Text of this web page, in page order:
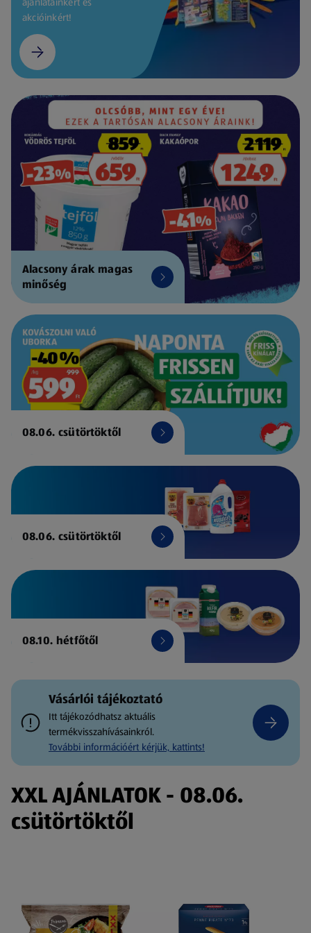
akcióinkért!
Alacsony árak magas
minőség
08.06. csütörtöktől
08.06. csütörtöktől
08.10. hétfőtől
Vásárlói tájékoztató
Itt tájékozódhatsz aktuális
termékvisszahívásainkról.
További információért kérjük, kattints!
XXL AJÁNLATOK - 08.06.
csütörtöktől